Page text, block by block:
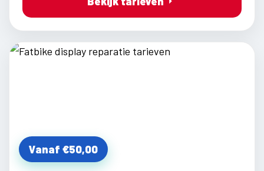
Vanaf €50,00